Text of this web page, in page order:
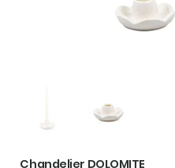
Chandelier DOLOMITE